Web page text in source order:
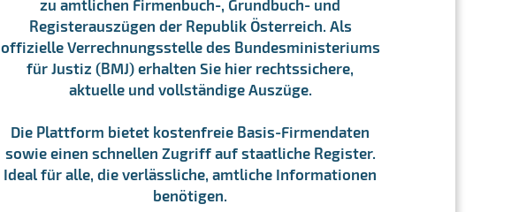
zu amtlichen Firmenbuch-, Grundbuch- und
Registerauszügen der Republik Österreich. Als
offizielle Verrechnungsstelle des Bundesministeriums
für Justiz (BMJ) erhalten Sie hier rechtssichere,
aktuelle und vollständige Auszüge.
Die Plattform bietet kostenfreie Basis-Firmendaten
sowie einen schnellen Zugriff auf staatliche Register.
Ideal für alle, die verlässliche, amtliche Informationen
benötigen.